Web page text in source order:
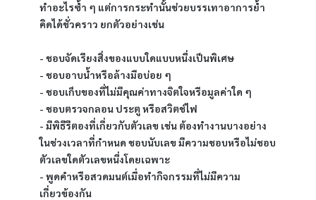
ทำอะไรซ้ำ ๆ แต่การกระทำนั้นช่วยบรรเทาอาการย้ำ
คิดได้ชั่วคราว ยกตัวอย่างเช่น
- ชอบจัดเรียงสิ่งของแบบใดแบบหนึ่งเป็นพิเศษ
- ชอบอาบน้ำหรือล้างมือบ่อย ๆ
- ชอบเก็บของที่ไม่มีคุณค่าทางจิตใจหรือมูลค่าใด ๆ
- ชอบตรวจกลอน ประตู หรือสวิตช์ไฟ
- มีพิธีรีตองที่เกี่ยวกับตัวเลข เช่น ต้องทำงานบางอย่าง
ในช่วงเวลาที่กำหนด ชอบนับเลข มีความชอบหรือไม่ชอบ
ตัวเลขใดตัวเลขหนึ่งโดยเฉพาะ
- พูดคำหรือสวดมนต์เมื่อทำกิจกรรมที่ไม่มีความ
เกี่ยวข้องกัน